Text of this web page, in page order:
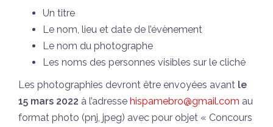
Un titre
Le nom, lieu et date de l’évènement
Le nom du photographe
Les noms des personnes visibles sur le cliché
Les photographies devront être envoyées avant le
15 mars 2022 à l’adresse hispamebro@gmail.com au
format photo (pnj, jpeg) avec pour objet « Concours